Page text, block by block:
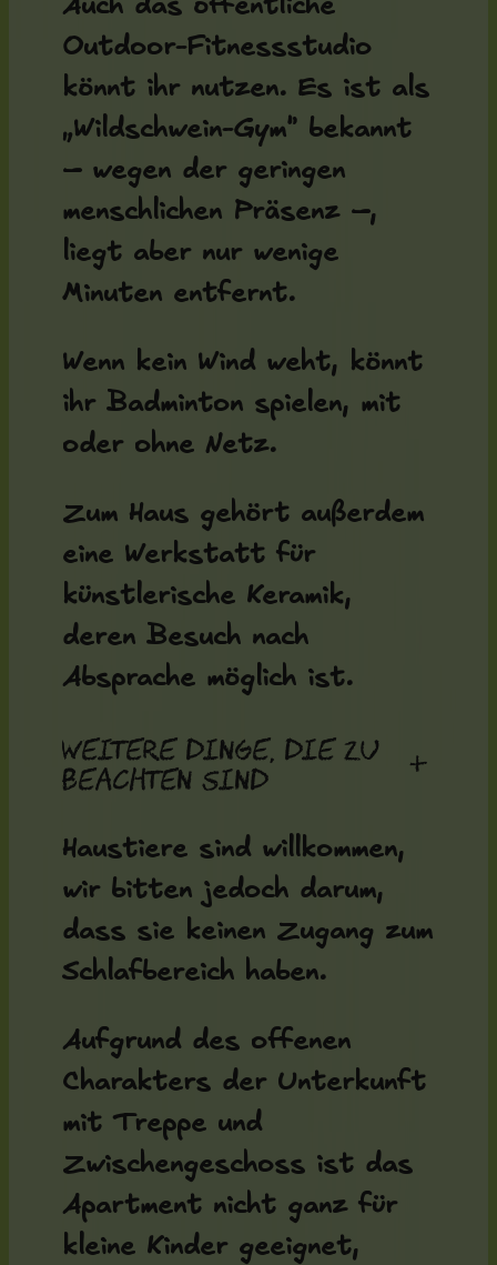
Outdoor-Fitnessstudio
könnt ihr nutzen. Es ist als
„Wildschwein-Gym“ bekannt
– wegen der geringen
menschlichen Präsenz –,
liegt aber nur wenige
Minuten entfernt.
Wenn kein Wind weht, könnt
ihr Badminton spielen, mit
oder ohne Netz.
Zum Haus gehört außerdem
eine Werkstatt für
künstlerische Keramik,
deren Besuch nach
Absprache möglich ist.
Weitere Dinge, die zu
beachten sind
+
Haustiere sind willkommen,
wir bitten jedoch darum,
dass sie keinen Zugang zum
Schlafbereich haben.
Aufgrund des offenen
Charakters der Unterkunft
mit Treppe und
Zwischengeschoss ist das
Apartment nicht ganz für
kleine Kinder geeignet,